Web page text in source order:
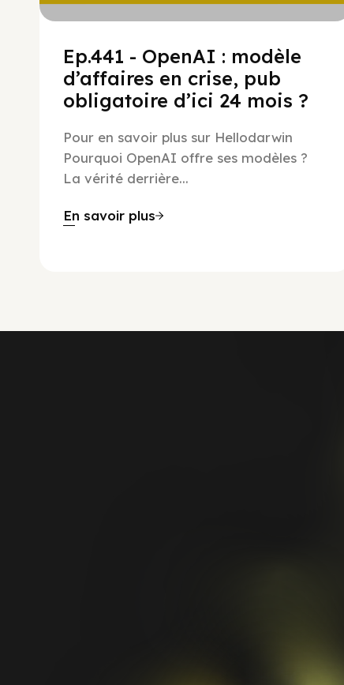
Ep.441 - OpenAI : modèle
d’affaires en crise, pub
obligatoire d’ici 24 mois ?
Pour en savoir plus sur Hellodarwin
Pourquoi OpenAI offre ses modèles ?
La vérité derrière...
En savoir plus